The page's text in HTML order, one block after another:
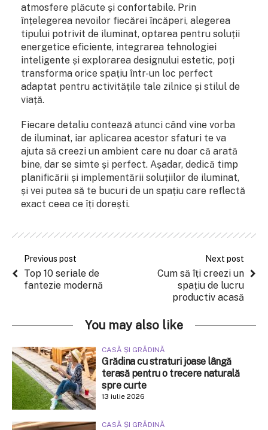
atmosfere plăcute și confortabile. Prin
înțelegerea nevoilor fiecărei încăperi, alegerea
tipului potrivit de iluminat, optarea pentru soluții
energetice eficiente, integrarea tehnologiei
inteligente și explorarea designului estetic, poți
transforma orice spațiu într-un loc perfect
adaptat pentru activitățile tale zilnice și stilul de
viață.
Fiecare detaliu contează atunci când vine vorba
de iluminat, iar aplicarea acestor sfaturi te va
ajuta să creezi un ambient care nu doar că arată
bine, dar se simte și perfect. Așadar, dedică timp
planificării și implementării soluțiilor de iluminat,
și vei putea să te bucuri de un spațiu care reflectă
exact ceea ce îți dorești.
Previous post
Top 10 seriale de
fantezie modernă
Next post
Cum să îți creezi un
spațiu de lucru
productiv acasă
You may also like
CASĂ ȘI GRĂDINĂ
Grădina cu straturi joase lângă
terasă pentru o trecere naturală
spre curte
13 iulie 2026
CASĂ ȘI GRĂDINĂ